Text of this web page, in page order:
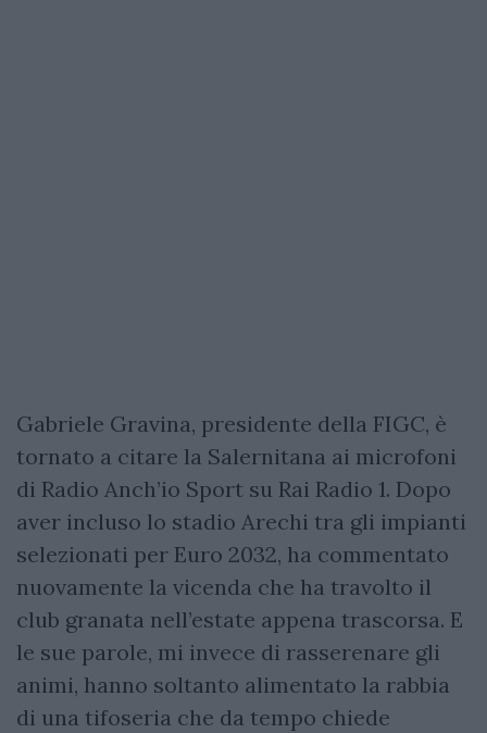
Gabriele Gravina, presidente della FIGC, è
tornato a citare la Salernitana ai microfoni
di Radio Anch’io Sport su Rai Radio 1. Dopo
aver incluso lo stadio Arechi tra gli impianti
selezionati per Euro 2032, ha commentato
nuovamente la vicenda che ha travolto il
club granata nell’estate appena trascorsa. E
le sue parole, mi invece di rasserenare gli
animi, hanno soltanto alimentato la rabbia
di una tifoseria che da tempo chiede